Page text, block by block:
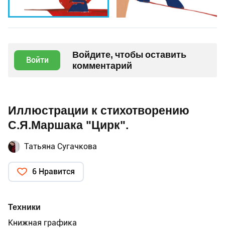
Войти
Войдите, чтобы оставить
комментарий
Иллюстрации к стихотворению
С.Я.Маршака "Цирк".
Татьяна Сугачкова
6 Нравится
Техники
Книжная графика